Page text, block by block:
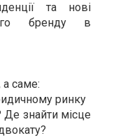
та нові
бренду в
саме:
ринку
Де знайти місце